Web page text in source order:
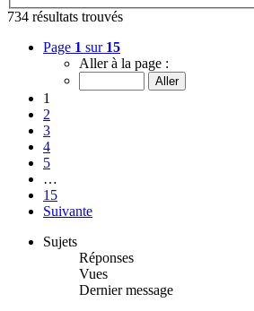
734 résultats trouvés
Page 1 sur 15
Aller à la page :
1
2
3
4
5
…
15
Suivante
Sujets
Réponses
Vues
Dernier message